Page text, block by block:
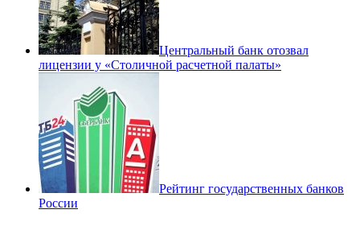
Центральный банк отозвал
лицензии у «Столичной расчетной палаты»
Рейтинг государственных банков
России